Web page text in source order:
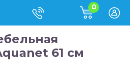
0
61 см